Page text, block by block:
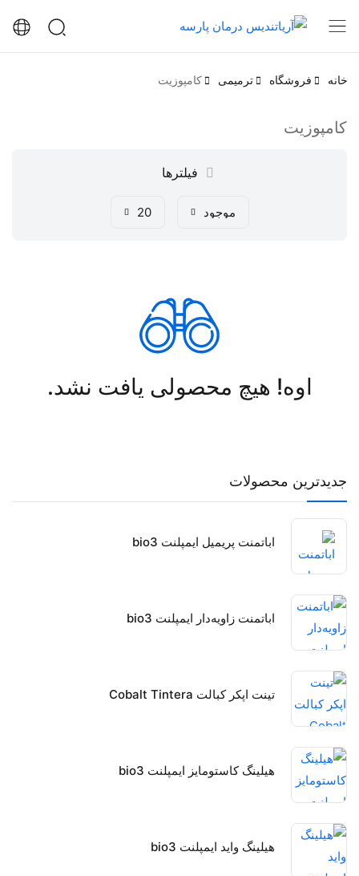
خانه فروشگاه ترمیمی کامپوزیت
جدیدترین محصولات
اباتمنت پریمیل ایمپلنت bio3
اباتمنت زاویه‌دار ایمپلنت bio3
تینت اپکر کبالت Cobalt Tintera
هیلینگ کاستومایز ایمپلنت bio3
هیلینگ واید ایمپلنت bio3
کامپوزیت
فیلترها
موجود 20
اوه! هیچ محصولی یافت نشد.